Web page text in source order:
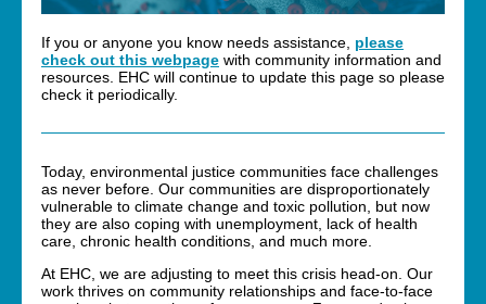
If you or anyone you know needs assistance, please
check out this webpage with community information and
resources. EHC will continue to update this page so please
check it periodically.
Today, environmental justice communities face challenges
as never before. Our communities are disproportionately
vulnerable to climate change and toxic pollution, but now
they are also coping with unemployment, lack of health
care, chronic health conditions, and much more.
At EHC, we are adjusting to meet this crisis head-on. Our
work thrives on community relationships and face-to-face